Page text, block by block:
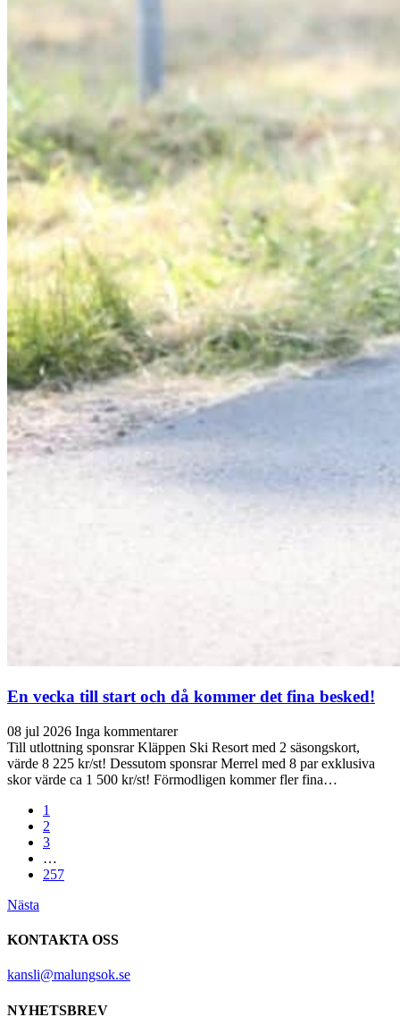
En vecka till start och då kommer det fina besked!
08 jul 2026 Inga kommentarer
Till utlottning sponsrar Kläppen Ski Resort med 2 säsongskort,
värde 8 225 kr/st! Dessutom sponsrar Merrel med 8 par exklusiva
skor värde ca 1 500 kr/st! Förmodligen kommer fler fina…
1
2
3
…
257
Nästa
KONTAKTA OSS
kansli@malungsok.se
NYHETSBREV